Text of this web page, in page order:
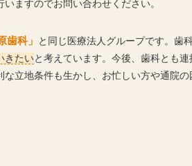
ますのでお問い合わせください。
歯科」
と同じ医療法人グループです。歯
きたいと考えています。今後、歯科とも
な立地条件も生かし、お忙しい方や通院